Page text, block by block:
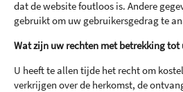
dat de website foutloos is. Andere
gebruikt om uw gebruikersgedrag te
Wat zijn uw rechten met betrekking tot
U heeft te allen tijde het recht om
verkrijgen over de herkomst, de